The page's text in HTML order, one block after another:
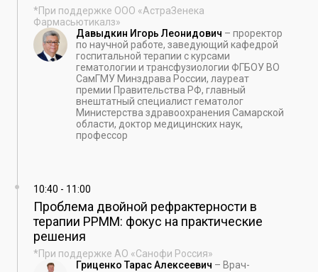
*При поддержке ООО «АстраЗенека
Фармасьютикалз»
Давыдкин Игорь Леонидович – проректор
по научной работе, заведующий кафедрой
госпитальной терапии с курсами
гематологии и трансфузиологии ФГБОУ ВО
СамГМУ Минздрава России, лауреат
премии Правительства РФ, главный
внештатный специалист гематолог
Министерства здравоохранения Самарской
области, доктор медицинских наук,
профессор
10:40 - 11:00
Проблема двойной рефрактерности в
терапии РРММ: фокус на практические
решения
*При поддержке АО «Санофи Россия»
Гриценко Тарас Алексеевич – Врач-